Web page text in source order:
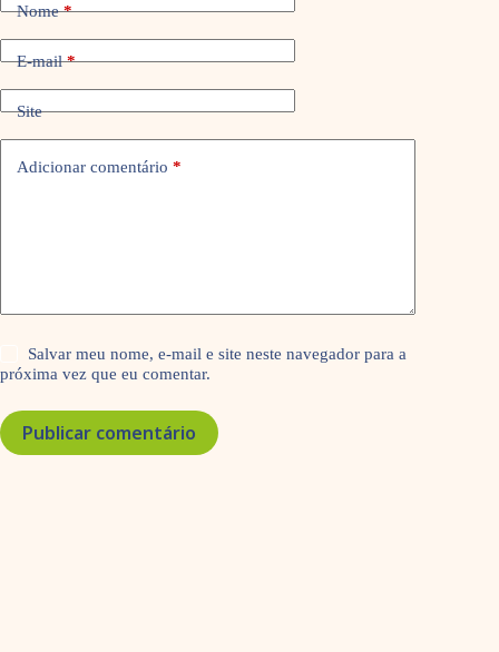
Nome*
E-mail*
Site
Adicionar comentário *
Salvar meu nome, e-mail e site neste navegador para a
próxima vez que eu comentar.
Publicar comentário